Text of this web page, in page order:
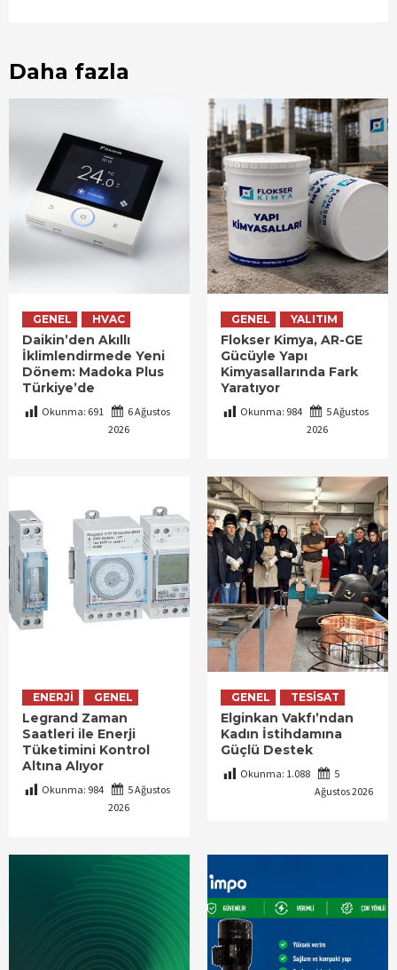
Daha fazla
GENEL HVAC
Daikin’den Akıllı
İklimlendirmede Yeni
Dönem: Madoka Plus
Türkiye’de
Okunma: 691
6 Ağustos
2026
GENEL YALITIM
Flokser Kimya, AR-GE
Gücüyle Yapı
Kimyasallarında Fark
Yaratıyor
Okunma: 984
5 Ağustos
2026
ENERJI GENEL
Legrand Zaman
Saatleri ile Enerji
Tüketimini Kontrol
Altına Alıyor
Okunma: 984
5 Ağustos
2026
GENEL TESISAT
Elginkan Vakfı’ndan
Kadın İstihdamına
Güçlü Destek
Okunma: 1.088
5
Ağustos 2026